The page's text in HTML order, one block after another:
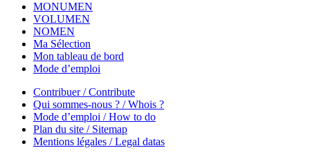
MONUMEN
VOLUMEN
NOMEN
Ma Sélection
Mon tableau de bord
Mode d’emploi
Contribuer / Contribute
Qui sommes-nous ? / Whois ?
Mode d’emploi / How to do
Plan du site / Sitemap
Mentions légales / Legal datas